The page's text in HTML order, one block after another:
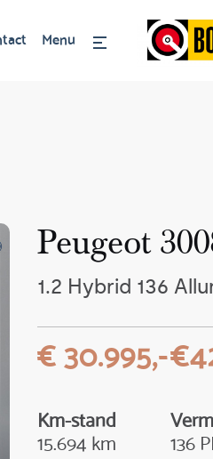
Menu
Peugeot
1.2 Hybrid 136
€ 30.995,-
Km-stand
15.694 km 136